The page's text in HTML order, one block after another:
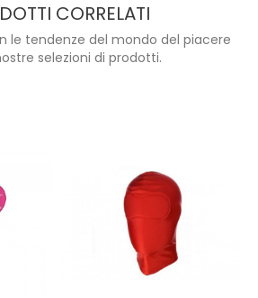
CORRELATI
le tendenze del mondo del piacere
selezioni di prodotti.